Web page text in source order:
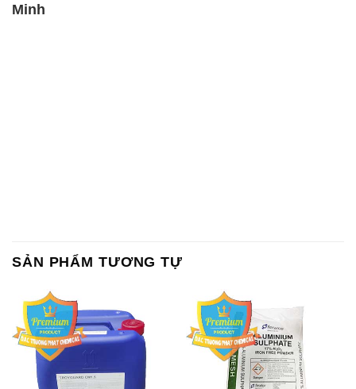
Minh
SẢN PHẨM TƯƠNG TỰ